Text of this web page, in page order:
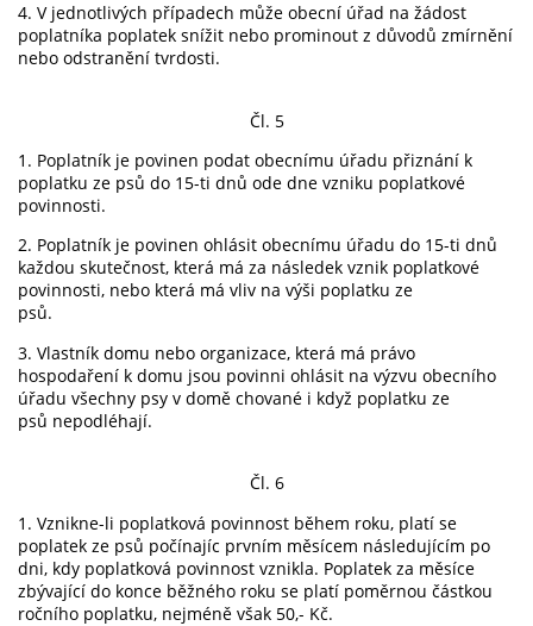
4. V jednotlivých případech může obecní úřad na žádost
poplatníka poplatek snížit nebo prominout z důvodů zmírnění
nebo odstranění tvrdosti.
Čl. 5
1. Poplatník je povinen podat obecnímu úřadu přiznání k
poplatku ze psů do 15-ti dnů ode dne vzniku poplatkové
povinnosti.
2. Poplatník je povinen ohlásit obecnímu úřadu do 15-ti dnů
každou skutečnost, která má za následek vznik poplatkové
povinnosti, nebo která má vliv na výši poplatku ze
psů.
3. Vlastník domu nebo organizace, která má právo
hospodaření k domu jsou povinni ohlásit na výzvu obecního
úřadu všechny psy v domě chované i když poplatku ze
psů nepodléhají.
Čl. 6
1. Vznikne-li poplatková povinnost během roku, platí se
poplatek ze psů počínajíc prvním měsícem následujícím po
dni, kdy poplatková povinnost vznikla. Poplatek za měsíce
zbývající do konce běžného roku se platí poměrnou částkou
ročního poplatku, nejméně však 50,- Kč.